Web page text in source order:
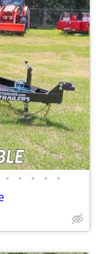
• • • • •